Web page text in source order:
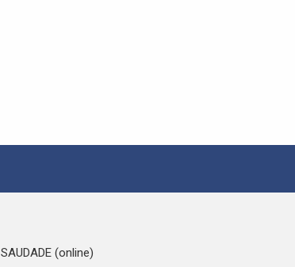
SAUDADE (online)